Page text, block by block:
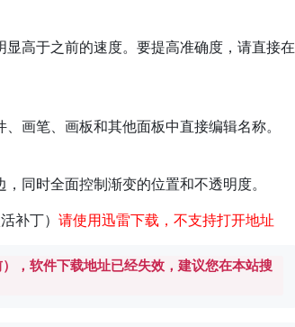
高于之前的速度。要提高准确度，请直接在
画笔、画板和其他面板中直接编辑名称。
同时全面控制渐变的位置和不透明度。
补丁） 请使用迅雷下载，不支持打开地址
，软件下载地址已经失效，建议您在本站搜